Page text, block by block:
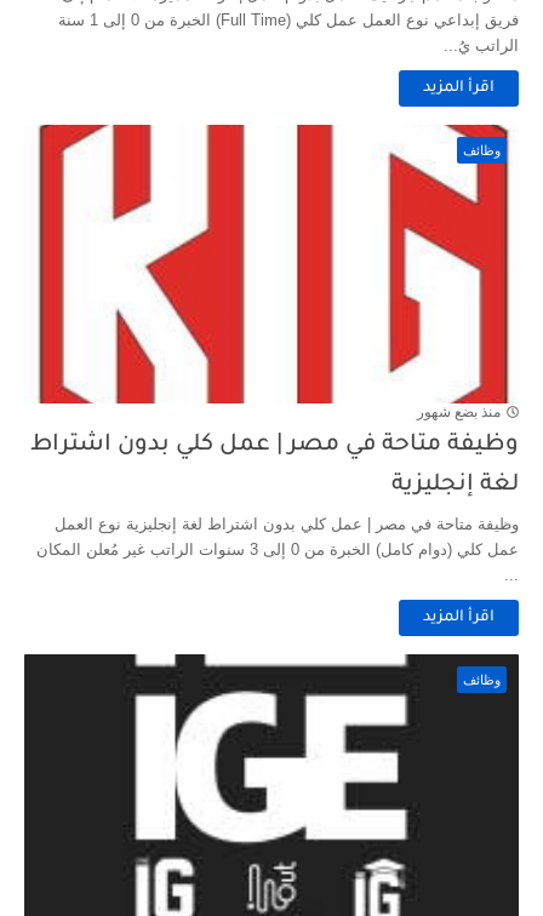
فريق إبداعي نوع العمل عمل كلي (Full Time) الخبرة من 0 إلى 1 سنة
الراتب يُ...
اقرأ المزيد
وظائف
منذ بضع شهور
وظيفة متاحة في مصر | عمل كلي بدون اشتراط
لغة إنجليزية
وظيفة متاحة في مصر | عمل كلي بدون اشتراط لغة إنجليزية نوع العمل
عمل كلي (دوام كامل) الخبرة من 0 إلى 3 سنوات الراتب غير مُعلن المكان
اقرأ المزيد
وظائف